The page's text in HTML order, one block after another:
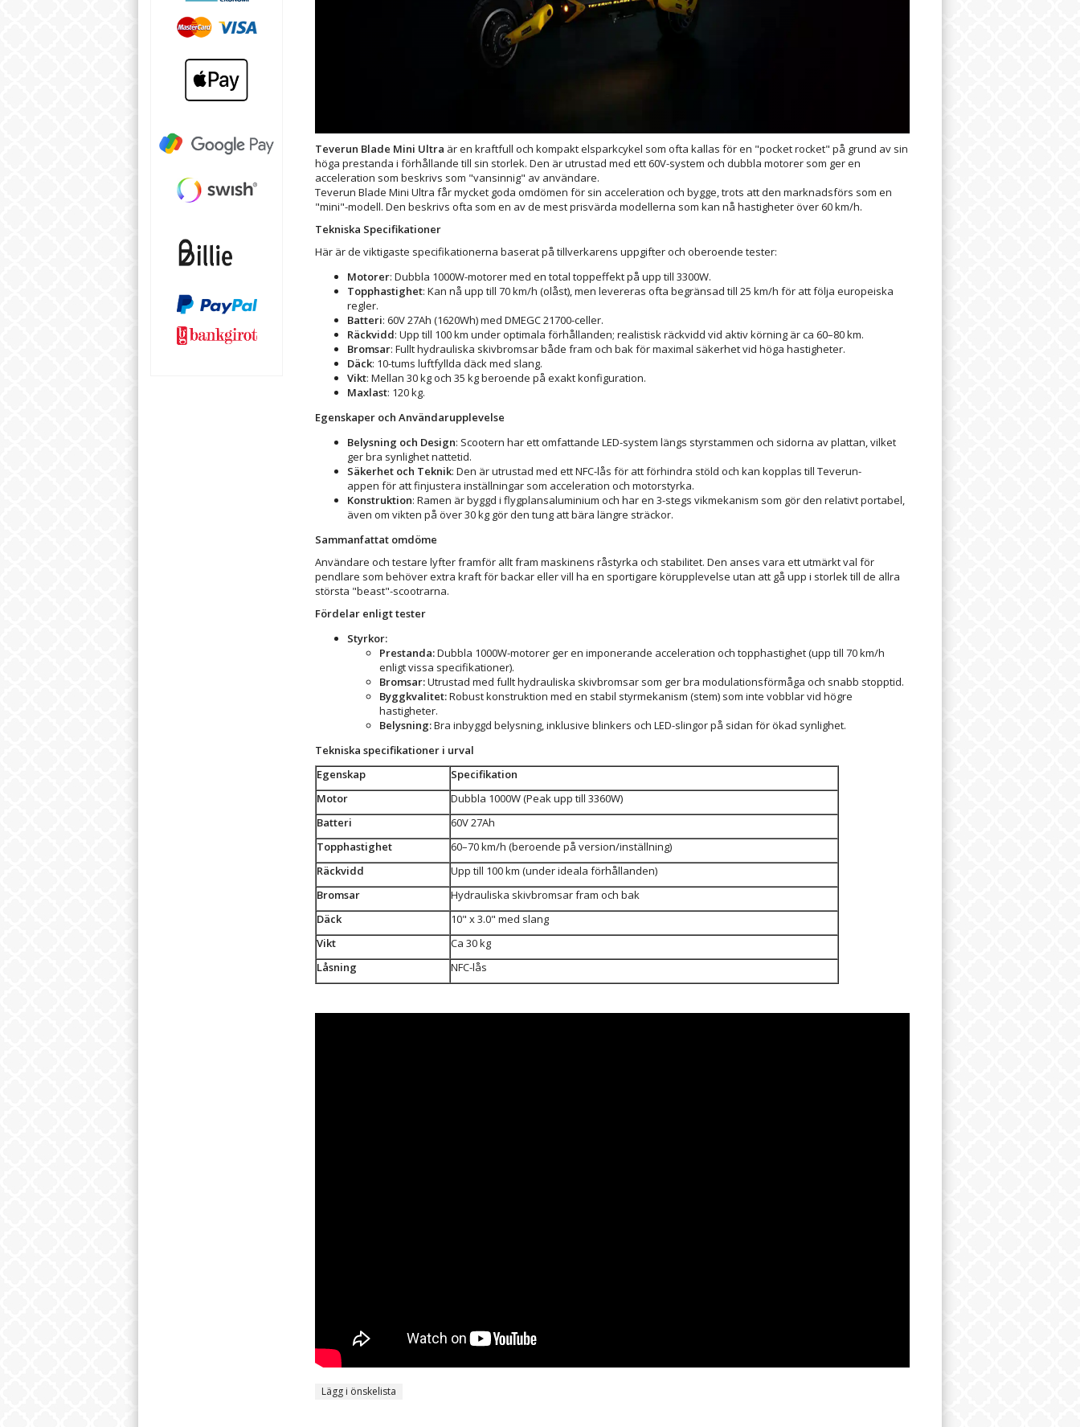
Teverun Blade Mini Ultra är en kraftfull och kompakt elsparkcykel som ofta kallas för en "pocket rocket" på grund av sin
höga prestanda i förhållande till sin storlek. Den är utrustad med ett 60V-system och dubbla motorer som ger en
acceleration som beskrivs som "vansinnig" av användare.
Teverun Blade Mini Ultra får mycket goda omdömen för sin acceleration och bygge, trots att den marknadsförs som en
"mini"-modell. Den beskrivs ofta som en av de mest prisvärda modellerna som kan nå hastigheter över 60 km/h.
Tekniska Specifikationer
Här är de viktigaste specifikationerna baserat på tillverkarens uppgifter och oberoende tester:
Motorer: Dubbla 1000W-motorer med en total toppeffekt på upp till 3300W.
Topphastighet: Kan nå upp till 70 km/h (olåst), men levereras ofta begränsad till 25 km/h för att följa europeiska
regler.
Batteri: 60V 27Ah (1620Wh) med DMEGC 21700-celler.
Räckvidd: Upp till 100 km under optimala förhållanden; realistisk räckvidd vid aktiv körning är ca 60–80 km.
Bromsar: Fullt hydrauliska skivbromsar både fram och bak för maximal säkerhet vid höga hastigheter.
Däck: 10-tums luftfyllda däck med slang.
Vikt: Mellan 30 kg och 35 kg beroende på exakt konfiguration.
Maxlast: 120 kg.
Egenskaper och Användarupplevelse
Belysning och Design: Scootern har ett omfattande LED-system längs styrstammen och sidorna av plattan, vilket
ger bra synlighet nattetid.
Säkerhet och Teknik: Den är utrustad med ett NFC-lås för att förhindra stöld och kan kopplas till Teverun-
appen för att finjustera inställningar som acceleration och motorstyrka.
Konstruktion: Ramen är byggd i flygplansaluminium och har en 3-stegs vikmekanism som gör den relativt portabel,
även om vikten på över 30 kg gör den tung att bära längre sträckor.
Sammanfattat omdöme
Användare och testare lyfter framför allt fram maskinens råstyrka och stabilitet. Den anses vara ett utmärkt val för
pendlare som behöver extra kraft för backar eller vill ha en sportigare körupplevelse utan att gå upp i storlek till de allra
största "beast"-scootrarna.
Fördelar enligt tester
Styrkor:
Prestanda:Dubbla 1000W-motorer ger en imponerande acceleration och topphastighet (upp till 70 km/h
enligt vissa specifikationer).
Bromsar:Utrustad med fullt hydrauliska skivbromsar som ger bra modulationsförmåga och snabb stopptid.
Byggkvalitet:Robust konstruktion med en stabil styrmekanism (stem) som inte vobblar vid högre
hastigheter.
Belysning:Bra inbyggd belysning, inklusive blinkers och LED-slingor på sidan för ökad synlighet.
Tekniska specifikationer i urval
Egenskap
Specifikation
Motor
Dubbla 1000W (Peak upp till 3360W)
Batteri
60V 27Ah
Topphastighet
60–70 km/h (beroende på version/inställning)
Räckvidd
Upp till 100 km (under ideala förhållanden)
Bromsar
Hydrauliska skivbromsar fram och bak
Däck
10" x 3.0" med slang
Vikt
Ca 30 kg
Låsning
NFC-lås
Lägg i önskelista